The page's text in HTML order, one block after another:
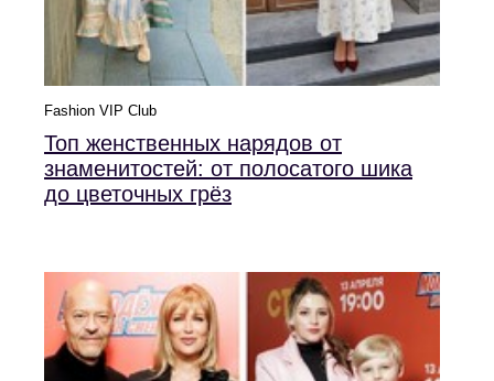
Fashion VIP Club
Топ женственных нарядов от
знаменитостей: от полосатого шика
до цветочных грёз